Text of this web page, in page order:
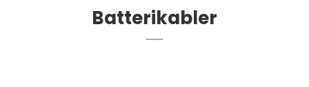
Batterikabler